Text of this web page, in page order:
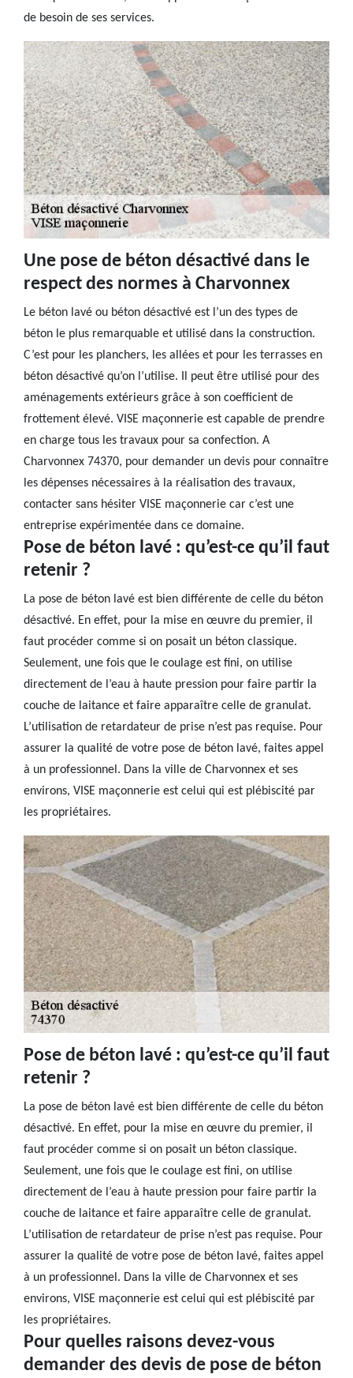
de besoin de ses services.
Une pose de béton désactivé dans le
respect des normes à Charvonnex
Le béton lavé ou béton désactivé est l’un des types de
béton le plus remarquable et utilisé dans la construction.
C’est pour les planchers, les allées et pour les terrasses en
béton désactivé qu’on l’utilise. Il peut être utilisé pour des
aménagements extérieurs grâce à son coefficient de
frottement élevé. VISE maçonnerie est capable de prendre
en charge tous les travaux pour sa confection. A
Charvonnex 74370, pour demander un devis pour connaître
les dépenses nécessaires à la réalisation des travaux,
contacter sans hésiter VISE maçonnerie car c’est une
entreprise expérimentée dans ce domaine.
Pose de béton lavé : qu’est-ce qu’il faut
retenir ?
La pose de béton lavé est bien différente de celle du béton
désactivé. En effet, pour la mise en œuvre du premier, il
faut procéder comme si on posait un béton classique.
Seulement, une fois que le coulage est fini, on utilise
directement de l’eau à haute pression pour faire partir la
couche de laitance et faire apparaître celle de granulat.
L’utilisation de retardateur de prise n’est pas requise. Pour
assurer la qualité de votre pose de béton lavé, faites appel
à un professionnel. Dans la ville de Charvonnex et ses
environs, VISE maçonnerie est celui qui est plébiscité par
les propriétaires.
Pose de béton lavé : qu’est-ce qu’il faut
retenir ?
La pose de béton lavé est bien différente de celle du béton
désactivé. En effet, pour la mise en œuvre du premier, il
faut procéder comme si on posait un béton classique.
Seulement, une fois que le coulage est fini, on utilise
directement de l’eau à haute pression pour faire partir la
couche de laitance et faire apparaître celle de granulat.
L’utilisation de retardateur de prise n’est pas requise. Pour
assurer la qualité de votre pose de béton lavé, faites appel
à un professionnel. Dans la ville de Charvonnex et ses
environs, VISE maçonnerie est celui qui est plébiscité par
les propriétaires.
Pour quelles raisons devez-vous
demander des devis de pose de béton